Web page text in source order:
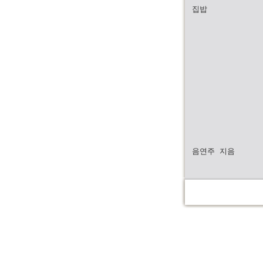
집밥
음연주 지음